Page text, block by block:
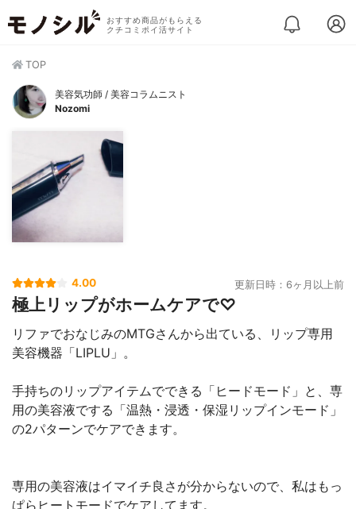
おすすめ商品がもらえる
クチコミポイ活サイト
TOP
美容気功師 / 美容コラムニスト
Nozomi
4.00 更新日時：6ヶ月以上前
極上リップがホームケアで♡
リファでおなじみのMTGさんから出ている、リップ専用
美容機器「LIPLU」。
手持ちのリップアイテムでできる「ヒードモード」と、専
用の美容液でする「温熱・浸透・保湿リップインモード」
の2パターンでケアできます。
専用の美容液はイマイチ良さが分からないので、私はもっ
ぱらヒートモードでケアしてます。